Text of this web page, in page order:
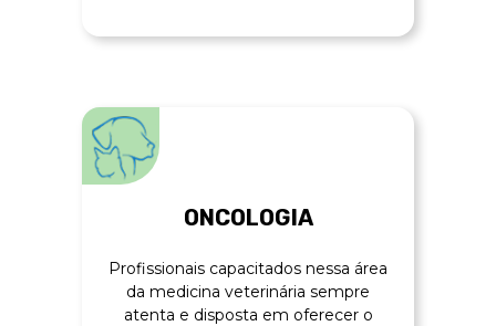
ONCOLOGIA
Profissionais capacitados nessa área
da medicina veterinária sempre
atenta e disposta em oferecer o